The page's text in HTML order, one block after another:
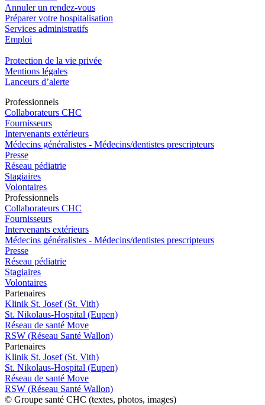
Annuler un rendez-vous
Préparer votre hospitalisation
Services administratifs
Emploi​
Protection de la vie privée
Mentions légales
Lanceurs d’alerte
Professionnels
Collaborateurs CHC
Fournisseurs
Intervenants extérieurs
Médecins généralistes - Médecins/dentistes prescripteurs
Presse
Réseau pédiatrie
Stagiaires
Volontaires
Professionnels
Collaborateurs CHC
Fournisseurs
Intervenants extérieurs
Médecins généralistes - Médecins/dentistes prescripteurs
Presse
Réseau pédiatrie
Stagiaires
Volontaires
Partenaires
Klinik St. Josef (St. Vith)
St. Nikolaus-Hospital (Eupen)
Réseau de santé Move
RSW (Réseau Santé Wallon)
Partenaires
Klinik St. Josef (St. Vith)
St. Nikolaus-Hospital (Eupen)
Réseau de santé Move
RSW (Réseau Santé Wallon)
© Groupe santé CHC (textes, photos, images)